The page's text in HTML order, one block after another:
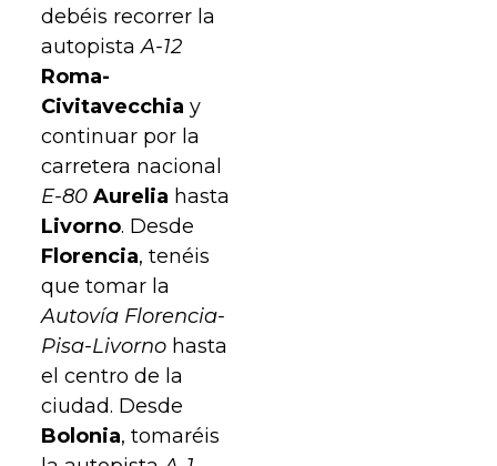
debéis recorrer la
autopistaA-12
Roma-
Civitavecchia y
continuar por la
carretera nacional
E-80 Aurelia hasta
Livorno. Desde
Florencia, tenéis
que tomar la
Autovía Florencia-
Pisa-Livorno hasta
el centro de la
ciudad. Desde
Bolonia, tomaréis